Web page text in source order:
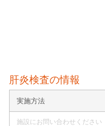
肝炎検査の情報
実施方法
施設にお問い合わせください